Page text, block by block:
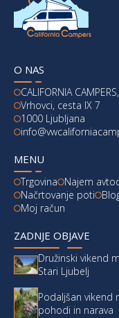
O NAS
CALIFORNIA
Vrhovci, cesta IX 7
1000 Ljubljana
MENU
Trgovina Najem
Načrtovanje poti
Moj račun
ZADNJE OBJAVE
Družinski vikend
Stari Ljubelj
Podaljšan vikend
pohodi in narava